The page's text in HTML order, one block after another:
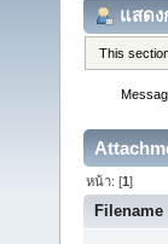
แสดง
This
หน้า: [1]
Filename